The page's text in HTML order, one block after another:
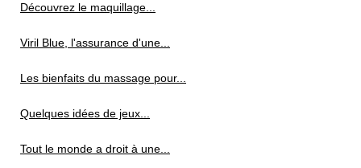
Découvrez le maquillage...
Viril Blue, l'assurance d'une...
Les bienfaits du massage pour...
Quelques idées de jeux...
Tout le monde a droit à une...